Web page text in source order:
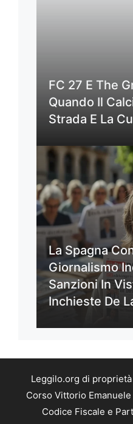
FC 27 E The
Quando Il
Strada E La
La Spagna
Giornalismo
Sanzioni In
Inchieste De
Leggilo.org di proprietà
Corso Vittorio
Codice Fiscale e